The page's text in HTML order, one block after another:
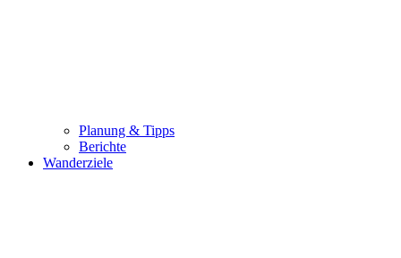
Planung & Tipps
Berichte
Wanderziele